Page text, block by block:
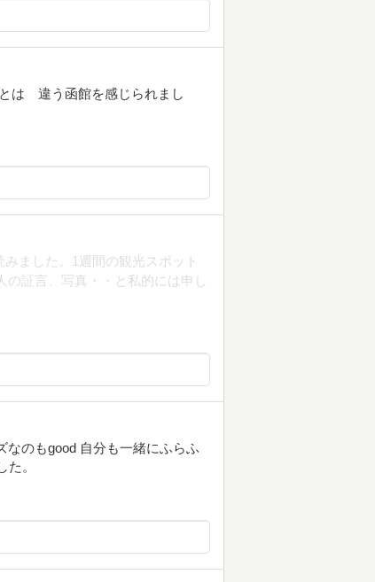
は 違う函館を感じられまし
ました。1週間の観光スポット
証言、写真・・と私的には申し
のもgood 自分も一緒にふらふ
。